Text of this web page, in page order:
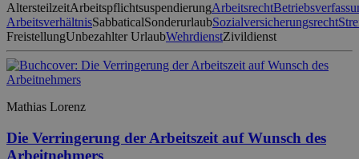
AltersteilzeitArbeitspflichtsuspendierungArbeitsrecht
ArbeitsverhältnisSabbaticalSonderurlaubSozialversicherungsrecht
FreistellungUnbezahlter UrlaubWehrdienstZivildienst
Mathias Lorenz
Die Verringerung der Arbeitszeit auf Wunsch des
Arbeitnehmers